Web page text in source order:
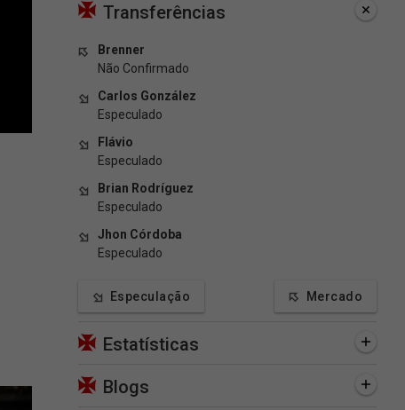
Transferências
Brenner
Não Confirmado
Carlos González
Especulado
Flávio
Especulado
Brian Rodríguez
Especulado
Jhon Córdoba
Especulado
Especulação Mercado
Estatísticas
Blogs